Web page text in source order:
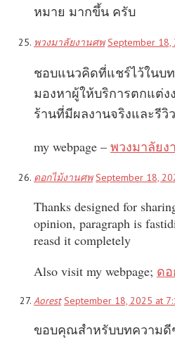
หมาย มากขึ้น ครับ
พวงมาลัยงานศพ September 18,
ชอบแนวคิดที่แชร์ไว้ในบ
มองหาผู้ให้บริการตกแต่
ร้านที่มีผลงานจริงและรีวิ
my webpage – พวงมาลัยง
ดอกไม้งานศพ September 18,
Thanks designed for
opinion, paragraph is
reasd it completely
Also visit my webpage; ด
Aorest September 18, 2025 at
ขอบคุณสำหรับบทความดี